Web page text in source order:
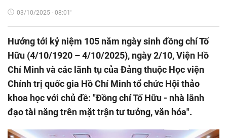
03/10/2025 - 08:01'
Hướng tới kỷ niệm 105 năm ngày sinh đồng chí Tố
Hữu (4/10/1920 – 4/10/2025), ngày 2/10, Viện Hồ
Chí Minh và các lãnh tụ của Đảng thuộc Học viện
Chính trị quốc gia Hồ Chí Minh tổ chức Hội thảo
khoa học với chủ đề: "Đồng chí Tố Hữu - nhà lãnh
đạo tài năng trên mặt trận tư tưởng, văn hóa".